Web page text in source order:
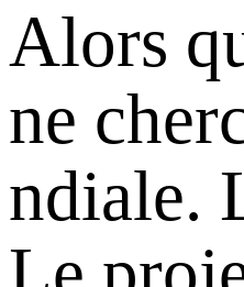
Alors
ne
ndiale.